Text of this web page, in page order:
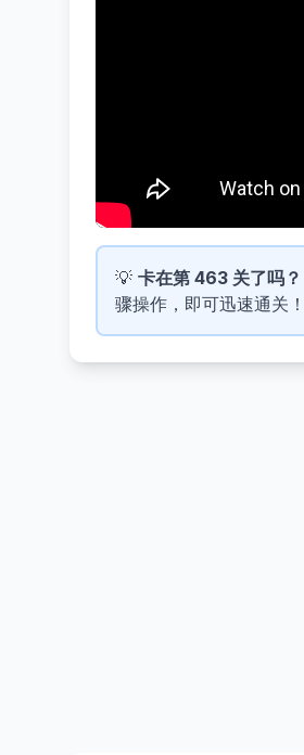
💡 卡在第 463 关了吗？
骤操作，即可迅速通关！